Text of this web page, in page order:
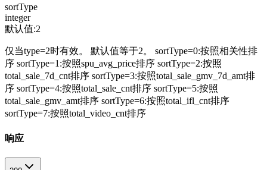
sortType
integer
默认值:2
仅当type=2时有效。 默认值等于2。 sortType=0:按照相关性排
序 sortType=1:按照spu_avg_price排序 sortType=2:按照
total_sale_7d_cnt排序 sortType=3:按照total_sale_gmv_7d_amt排
序 sortType=4:按照total_sale_cnt排序 sortType=5:按照
total_sale_gmv_amt排序 sortType=6:按照total_ifl_cnt排序
sortType=7:按照total_video_cnt排序
响应